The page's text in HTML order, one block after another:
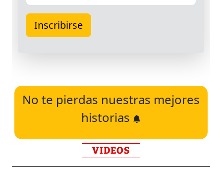
No te pierdas nuestras mejores
historias
VIDEOS